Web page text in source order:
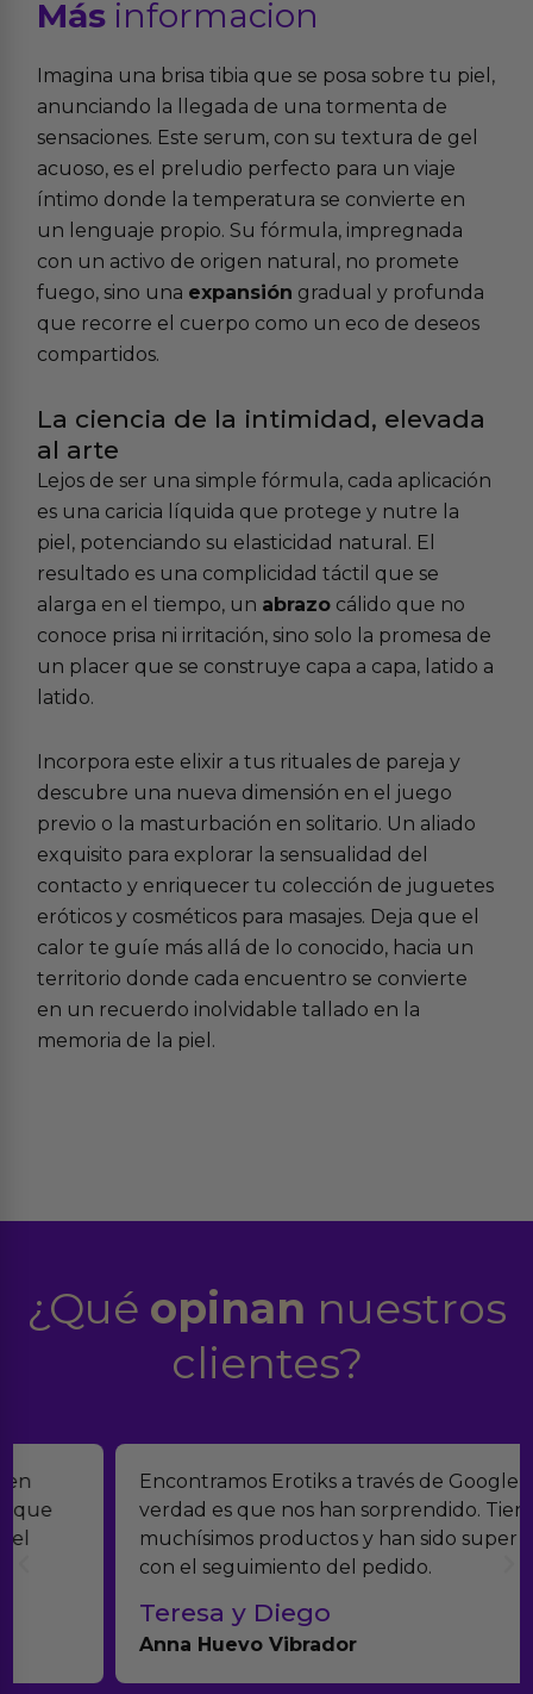
Más informacion
Imagina una brisa tibia que se posa sobre tu piel,
anunciando la llegada de una tormenta de
sensaciones. Este serum, con su textura de gel
acuoso, es el preludio perfecto para un viaje
íntimo donde la temperatura se convierte en
un lenguaje propio. Su fórmula, impregnada
con un activo de origen natural, no promete
fuego, sino una expansión gradual y profunda
que recorre el cuerpo como un eco de deseos
compartidos.
La ciencia de la intimidad, elevada
al arte
Lejos de ser una simple fórmula, cada aplicación
es una caricia líquida que protege y nutre la
piel, potenciando su elasticidad natural. El
resultado es una complicidad táctil que se
alarga en el tiempo, un abrazo cálido que no
conoce prisa ni irritación, sino solo la promesa de
un placer que se construye capa a capa, latido a
latido.
Incorpora este elixir a tus rituales de pareja y
descubre una nueva dimensión en el juego
previo o la masturbación en solitario. Un aliado
exquisito para explorar la sensualidad del
contacto y enriquecer tu colección de juguetes
eróticos y cosméticos para masajes. Deja que el
calor te guíe más allá de lo conocido, hacia un
territorio donde cada encuentro se convierte
en un recuerdo inolvidable tallado en la
memoria de la piel.
¿Qué opinan nuestros
clientes?
Encontramos Erotiks a través de Google y la
verdad es que nos han sorprendido. Tienen
muchísimos productos y han sido super atentos
con el seguimiento del pedido.
Teresa y Diego
Anna Huevo Vibrador